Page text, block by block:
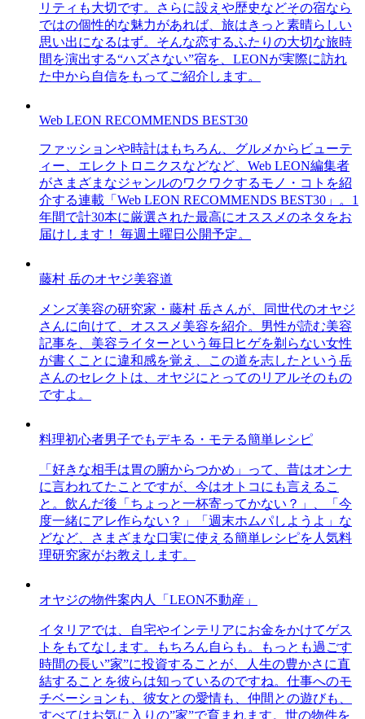
リティも大切です。さらに設えや歴史などその宿なら
ではの個性的な魅力があれば、旅はきっと素晴らしい
思い出になるはず。そんな恋するふたりの大切な旅時
間を演出する“ハズさない”宿を、LEONが実際に訪れ
た中から自信をもってご紹介します。
Web LEON RECOMMENDS BEST30
ファッションや時計はもちろん、グルメからビューテ
ィー、エレクトロニクスなどなど、Web LEON編集者
がさまざまなジャンルのワクワクするモノ・コトを紹
介する連載「Web LEON RECOMMENDS BEST30」。1
年間で計30本に厳選された最高にオススメのネタをお
届けします！ 毎週土曜日公開予定。
藤村 岳のオヤジ美容道
メンズ美容の研究家・藤村 岳さんが、同世代のオヤジ
さんに向けて、オススメ美容を紹介。男性が読む美容
記事を、美容ライターという毎日ヒゲを剃らない女性
が書くことに違和感を覚え、この道を志したという岳
さんのセレクトは、オヤジにとってのリアルそのもの
ですよ。
料理初心者男子でもデキる・モテる簡単レシピ
「好きな相手は胃の腑からつかめ」って、昔はオンナ
に言われてたことですが、今はオトコにも言えるこ
と。飲んだ後「ちょっと一杯寄ってかない？」、「今
度一緒にアレ作らない？」「週末ホムパしようよ」な
どなど、さまざまな口実に使える簡単レシピを人気料
理研究家がお教えします。
オヤジの物件案内人「LEON不動産」
イタリアでは、自宅やインテリアにお金をかけてゲス
トをもてなします。もちろん自らも。もっとも過ごす
時間の長い”家”に投資することが、人生の豊かさに直
結することを彼らは知っているのですね。仕事へのモ
チベーションも、彼女との愛情も、仲間との遊びも、
すべてはお気に入りの”家”で育まれます。世の物件を